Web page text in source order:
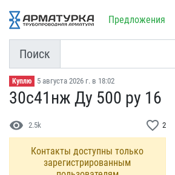
Предложения
Поиск
Куплю 5 августа 2026 г. в 18:02
30с41нж Ду 500 ру 16
visibility 2.5k favorite_border 2
Контакты доступны только
зарегистрированным